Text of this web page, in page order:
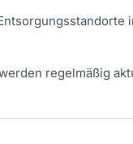
regelmäßig